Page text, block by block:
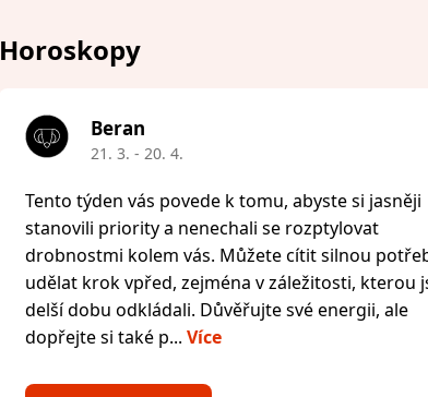
Horoskopy
Beran
21. 3. - 20. 4.
Tento týden vás povede k tomu, abyste si jasněji
stanovili priority a nenechali se rozptylovat
drobnostmi kolem vás. Můžete cítit silnou
udělat krok vpřed, zejména v záležitosti, kterou
delší dobu odkládali. Důvěřujte své energii, ale
dopřejte si také p... Více